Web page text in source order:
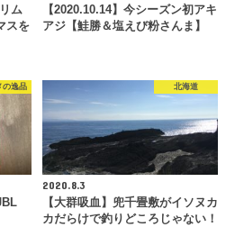
ム
スを
【2020.10.14】今シーズン初アキ
アジ【鮭勝＆塩えび粉さんま】
の逸品
JBL
北海道
2020.8.3
【大群吸血】兜千畳敷がイソヌカ
カだらけで釣りどころじゃない！